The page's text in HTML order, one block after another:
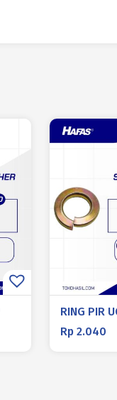
RING PIR
Rp 2.040